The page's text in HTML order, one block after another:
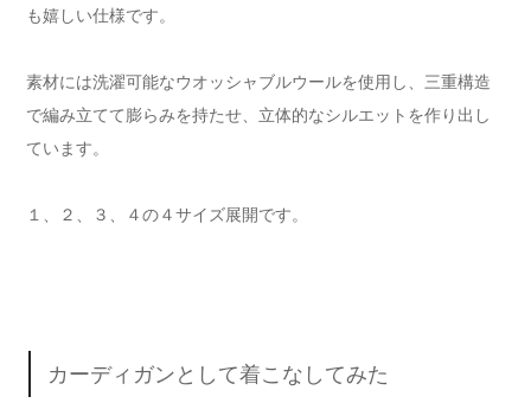
も嬉しい仕様です。
素材には洗濯可能なウオッシャブルウールを使用し、三重構造
で編み立てて膨らみを持たせ、立体的なシルエットを作り出し
ています。
１、２、３、４の４サイズ展開です。
カーディガンとして着こなしてみた